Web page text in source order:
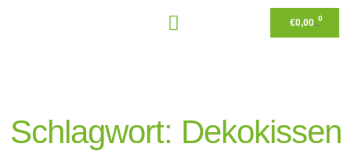
€0,00 0
Schlagwort: Dekokissen